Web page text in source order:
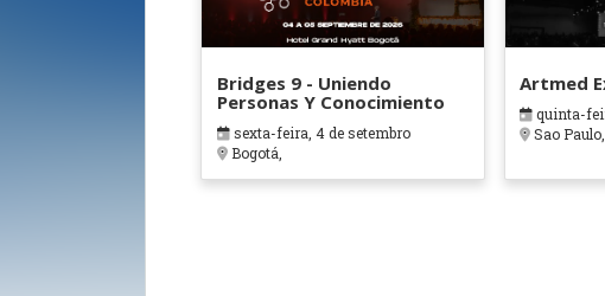
Bridges 9 - Uniendo
Personas Y Conocimiento
sexta-feira, 4 de setembro
Bogotá,
Artmed
quinta-
Sao